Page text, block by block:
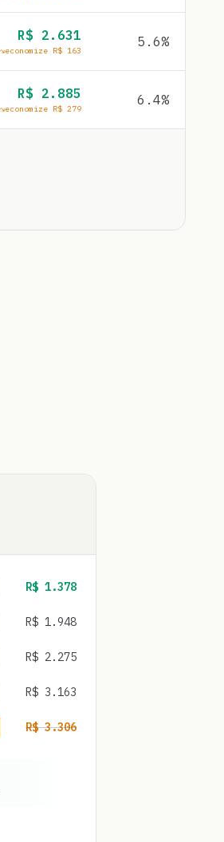
R$ 2.631
economize R$ 163
5.6%
R$ 2.885
economize R$ 279
6.4%
R$ 1.378
R$ 1.948
R$ 2.275
R$ 3.163
R$3.306